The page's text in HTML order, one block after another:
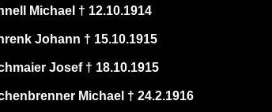
Michael † 12.10.1914
Johann † 15.10.1915
Josef † 18.10.1915
Michael † 24.2.1916